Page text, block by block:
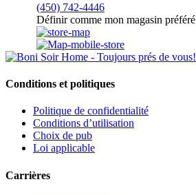
(450) 742-4446
Définir comme mon magasin préféré
Conditions et politiques
Politique de confidentialité
Conditions d’utilisation
Choix de pub
Loi applicable
Carrières